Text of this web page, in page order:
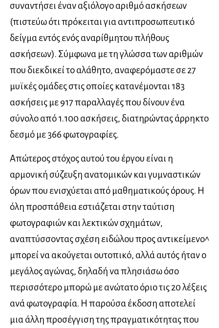
συναντήσει έναν αξιόλογο αριθμό ασκήσεων
(πιστεύω ότι πρόκειται για αντιπροσωπευτικό
δείγμα εντός ενός αναρίθμητου πλήθους
ασκήσεων). Σύμφωνα με τη γλώσσα των αριθμών
που διεκδικεί το αλάθητο, αναφερόμαστε σε 27
μυϊκές ομάδες στις οποίες κατανέμονται 183
ασκήσεις με 917 παραλλαγές που δίνουν ένα
σύνολο από 1.100 ασκήσεις, διατηρώντας άρρηκτο
δεσμό με 366 φωτογραφίες.
Απώτερος στόχος αυτού του έργου είναι η
αρμονική σύζευξη ανατομικών και γυμναστικών
όρων που ενισχύεται από μαθηματικούς όρους. Η
όλη προσπάθεια εστιάζεται στην ταύτιση
φωτογραφιών και λεκτικών σχημάτων,
αναπτύσσοντας σχέση ειδώλου προς αντικείμενο^
μπορεί να ακούγεται ουτοπικό, αλλά αυτός ήταν ο
μεγάλος αγώνας, δηλαδή να πλησιάσω όσο
περισσότερο μπορώ με ανώτατο όριο τις 20 λέξεις
ανά φωτογραφία. Η παρούσα έκδοση αποτελεί
μια άλλη προσέγγιση της πραγματικότητας που